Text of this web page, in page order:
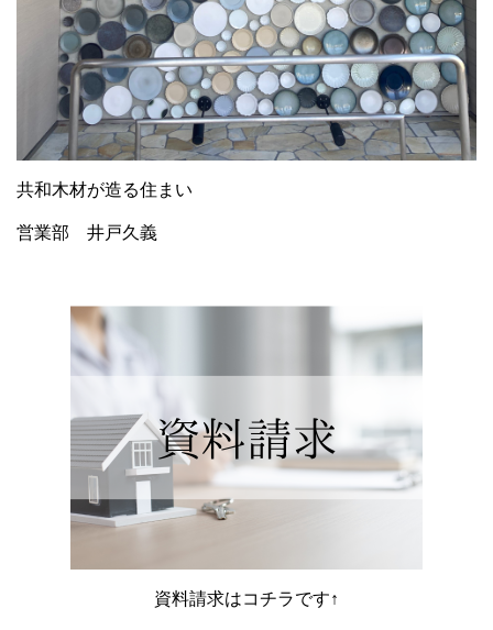
共和木材が造る住まい
営業部 井戸久義
資料請求はコチラです↑